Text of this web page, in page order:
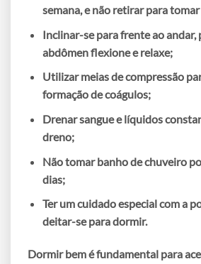
semana, e não retirar para
Inclinar-se para frente ao andar,
abdômen flexione e relaxe;
Utilizarmeias de compressão
formação de coágulos;
Drenar sangue e líquidos
dreno;
Não tomar banho de chuveiro
dias;
Ter um cuidado especial com a
deitar-se para dormir.
Dormir bem é fundamental para